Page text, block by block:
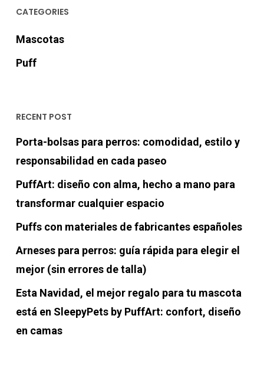
CATEGORIES
Mascotas
Puff
RECENT POST
Porta-bolsas para perros: comodidad, estilo y
responsabilidad en cada paseo
PuffArt: diseño con alma, hecho a mano para
transformar cualquier espacio
Puffs con materiales de fabricantes españoles
Arneses para perros: guía rápida para elegir el
mejor (sin errores de talla)
Esta Navidad, el mejor regalo para tu mascota
está en SleepyPets by PuffArt: confort, diseño
en camas